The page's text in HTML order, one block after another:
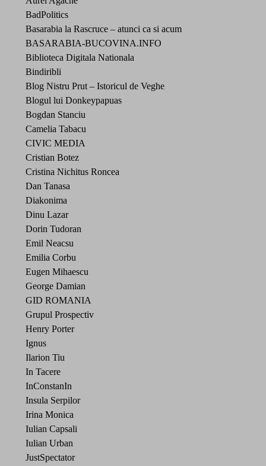
BadPolitics
Basarabia la Rascruce – atunci ca si acum
BASARABIA-BUCOVINA.INFO
Biblioteca Digitala Nationala
Bindiribli
Blog Nistru Prut – Istoricul de Veghe
Blogul lui Donkeypapuas
Bogdan Stanciu
Camelia Tabacu
CIVIC MEDIA
Cristian Botez
Cristina Nichitus Roncea
Dan Tanasa
Diakonima
Dinu Lazar
Dorin Tudoran
Emil Neacsu
Emilia Corbu
Eugen Mihaescu
George Damian
GID ROMANIA
Grupul Prospectiv
Henry Porter
Ignus
Ilarion Tiu
In Tacere
InConstanIn
Insula Serpilor
Irina Monica
Iulian Capsali
Iulian Urban
JustSpectator